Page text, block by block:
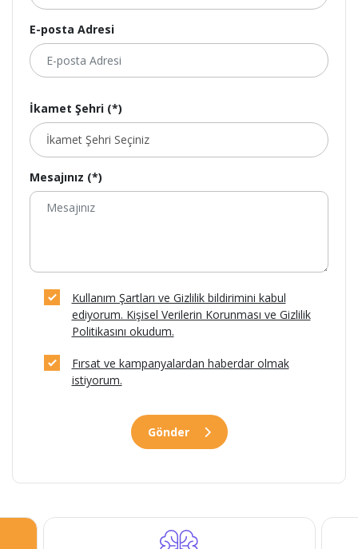
E-posta Adresi
İkamet Şehri (*)
Mesajınız (*)
Kullanım Şartları ve Gizlilik bildirimini kabul
ediyorum. Kişisel Verilerin Korunması ve Gizlilik
Politikasını okudum.
Fırsat ve kampanyalardan haberdar olmak
istiyorum.
Gönder